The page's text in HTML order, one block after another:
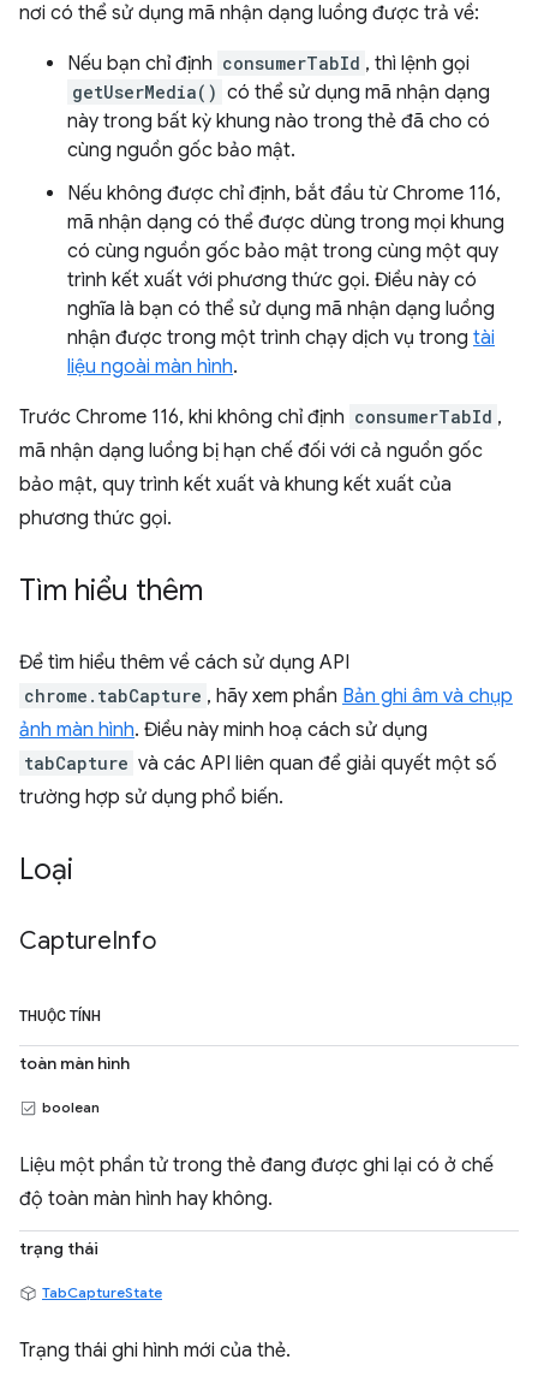
nơi có thể sử dụng mã nhận dạng luồng được trả về:
Nếu bạn chỉ định consumerTabId , thì lệnh gọi
getUserMedia() có thể sử dụng mã nhận dạng
này trong bất kỳ khung nào trong thẻ đã cho có
cùng nguồn gốc bảo mật.
Nếu không được chỉ định, bắt đầu từ Chrome 116,
mã nhận dạng có thể được dùng trong mọi khung
có cùng nguồn gốc bảo mật trong cùng một quy
trình kết xuất với phương thức gọi. Điều này có
nghĩa là bạn có thể sử dụng mã nhận dạng luồng
nhận được trong một trình chạy dịch vụ trong tài
liệu ngoài màn hình.
Trước Chrome 116, khi không chỉ định consumerTabId ,
mã nhận dạng luồng bị hạn chế đối với cả nguồn gốc
bảo mật, quy trình kết xuất và khung kết xuất của
phương thức gọi.
Tìm hiểu thêm
Để tìm hiểu thêm về cách sử dụng API
chrome.tabCapture , hãy xem phần Bản ghi âm và chụp
ảnh màn hình. Điều này minh hoạ cách sử dụng
tabCapture và các API liên quan để giải quyết một số
trường hợp sử dụng phổ biến.
Loại
CaptureInfo
THUỘC TÍNH
toàn màn hình
boolean
Liệu một phần tử trong thẻ đang được ghi lại có ở chế
độ toàn màn hình hay không.
trạng thái
TabCaptureState
Trạng thái ghi hình mới của thẻ.